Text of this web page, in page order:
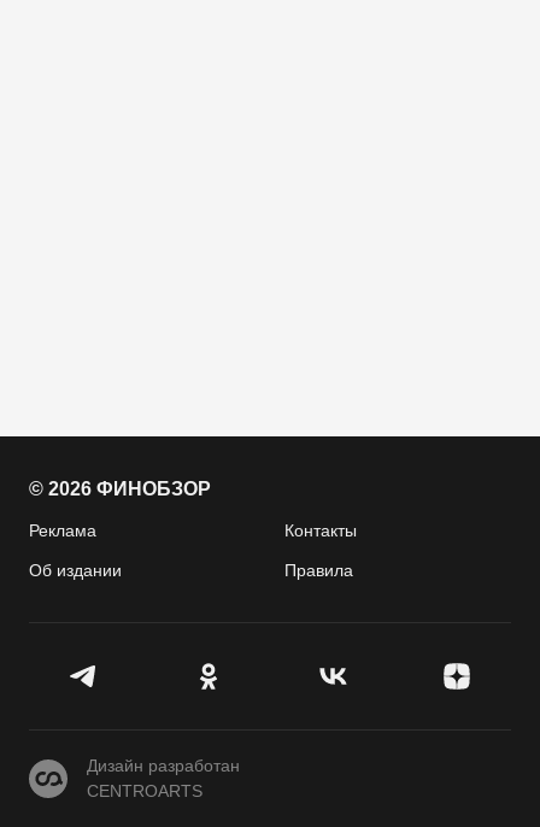
© 2026 ФИНОБЗОР
Реклама Контакты
Об издании Правила
CENTROARTS